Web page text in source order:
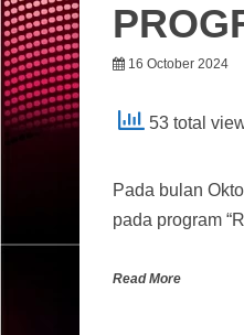
16 October 2024
53 total
Pada bulan
pada program
Read More